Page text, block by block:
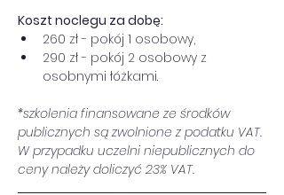
Koszt noclegu za dobę:
260 zł - pokój 1 osobowy,
290 zł - pokój 2 osobowy z
osobnymi łóżkami.
*szkolenia finansowane ze środków
publicznych są zwolnione z podatku VAT.
W przypadku uczelni niepublicznych do
ceny należy doliczyć 23% VAT.